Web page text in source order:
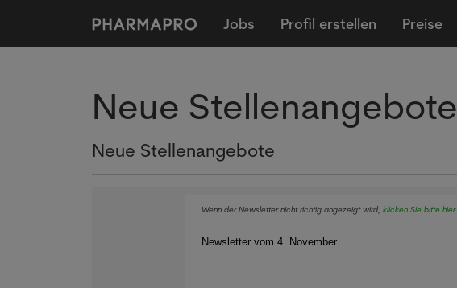
Jobs Profil erstellen Preise
Neue Stellenangebote
Neue Stellenangebote
Wenn der Newsletter nicht richtig angezeigt wird, klicken Sie bitte hier
Newsletter vom 4. November